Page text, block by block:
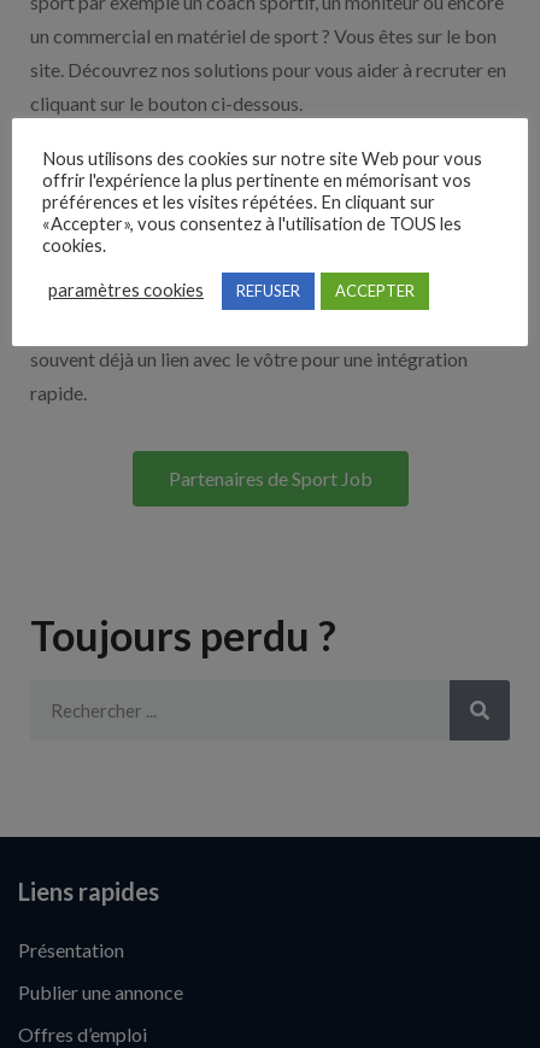
un commercial en matériel de sport ? Vous êtes sur le bon
site. Découvrez nos solutions pour vous aider à recruter en
cliquant sur le bouton ci-dessous.
Nos solutions entreprises
Découvrez nos partenaires ! Moteurs de recherches,
multidiffuseurs, sites payant… nombreux sont nos
souvent déjà un lien avec le vôtre pour une intégration
rapide.
Partenaires de Sport Job
Toujours perdu ?
Liens rapides
Présentation
Publier une annonce
Offres d’emploi
Nous utilisons des cookies sur notre site Web pour vous
offrir l'expérience la plus pertinente en mémorisant vos
préférences et les visites répétées. En cliquant sur
«Accepter», vous consentez à l'utilisation de TOUS les
cookies.
paramètres cookies REFUSER ACCEPTER